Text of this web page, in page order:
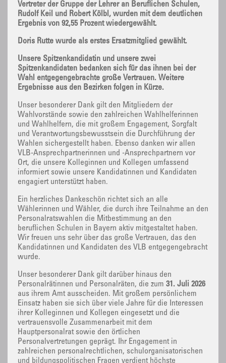
Vertreter der Gruppe der Lehrer an Beruflichen Schulen,
Rudolf Keil und Robert Kölbl, wurden mit dem deutlichen
Ergebnis von 92,55 Prozent wiedergewählt.
Doris Rutte wurde als erstes Ersatzmitglied gewählt.
Unsere Spitzenkandidatin und unsere zwei
Spitzenkandidaten bedanken sich für das ihnen bei der
Wahl entgegengebrachte große Vertrauen. Weitere
Ergebnisse aus den Bezirken folgen in Kürze.
Unser besonderer Dank gilt den Mitgliedern der
Wahlvorstände sowie den zahlreichen Wahlhelferinnen
und Wahlhelfern, die mit großem Engagement, Sorgfalt
und Verantwortungsbewusstsein die Durchführung der
Wahlen sichergestellt haben. Ebenso danken wir allen
VLB-Ansprechpartnerinnen und -Ansprechpartnern vor
Ort, die unsere Kolleginnen und Kollegen umfassend
informiert sowie unsere Kandidatinnen und Kandidaten
engagiert unterstützt haben.
Ein herzliches Dankeschön richtet sich an alle
Wählerinnen und Wähler, die durch ihre Teilnahme an den
Personalratswahlen die Mitbestimmung an den
beruflichen Schulen in Bayern aktiv mitgestaltet haben.
Wir freuen uns sehr über das große Vertrauen, das den
Kandidatinnen und Kandidaten des VLB entgegengebracht
wurde.
Unser besonderer Dank gilt darüber hinaus den
Personalrätinnen und Personalräten, die zum 31. Juli 2026
aus ihrem Amt ausscheiden. Mit großem persönlichem
Einsatz haben sie sich über viele Jahre für die Interessen
ihrer Kolleginnen und Kollegen eingesetzt und die
vertrauensvolle Zusammenarbeit mit dem
Hauptpersonalrat sowie den örtlichen
Personalvertretungen geprägt. Ihr Engagement in
zahlreichen personalrechtlichen, schulorganisatorischen
und bildungspolitischen Fragen verdient höchste